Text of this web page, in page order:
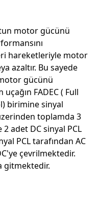
motor gücünü
hareketleriyle motor
azaltır. Bu sayede
gücünü
FADEC ( Full
birimine sinyal
toplamda 3
adet DC sinyal PCL
PCL tarafından AC
çevrilmektedir.
gitmektedir.